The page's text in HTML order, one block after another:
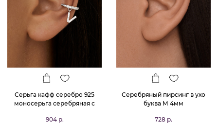
Серьга кафф серебро 925
моносерьга серебряная с
904 р.
Серебряный пирсинг в ухо
буква М 4мм
728 р.